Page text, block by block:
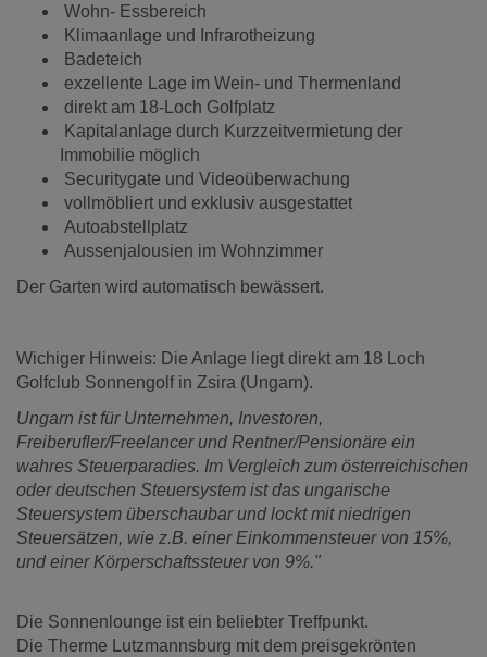
Wohn- Essbereich
Klimaanlage und Infrarotheizung
Badeteich
exzellente Lage im Wein- und Thermenland
direkt am 18-Loch Golfplatz
Kapitalanlage durch Kurzzeitvermietung der
Immobilie möglich
Securitygate und Videoüberwachung
vollmöbliert und exklusiv ausgestattet
Autoabstellplatz
Aussenjalousien im Wohnzimmer
Der Garten wird automatisch bewässert.
Wichiger Hinweis: Die Anlage liegt direkt am 18 Loch
Golfclub Sonnengolf in Zsira (Ungarn).
Ungarn ist für Unternehmen, Investoren,
Freiberufler/Freelancer und Rentner/Pensionäre ein
wahres Steuerparadies. Im Vergleich zum österreichischen
oder deutschen Steuersystem ist das ungarische
Steuersystem überschaubar und lockt mit niedrigen
Steuersätzen, wie z.B. einer Einkommensteuer von 15%,
und einer Körperschaftssteuer von 9%."
Die Sonnenlounge ist ein beliebter Treffpunkt.
Die Therme Lutzmannsburg mit dem preisgekrönten